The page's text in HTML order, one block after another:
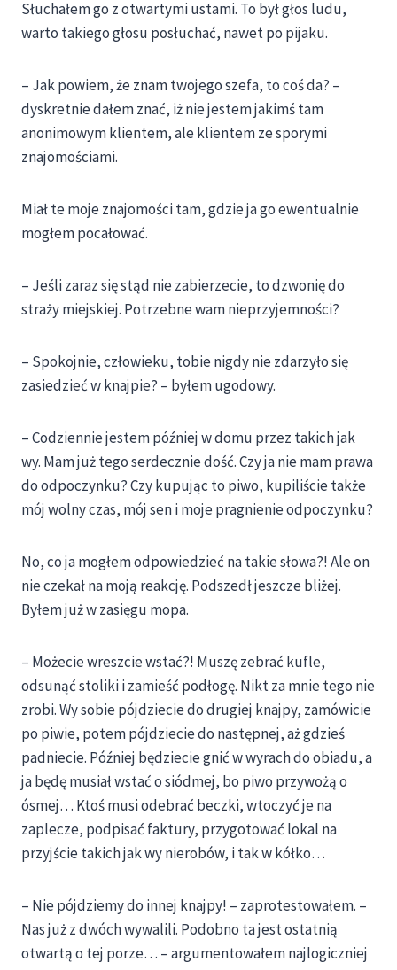
Słuchałem go z otwartymi ustami. To był głos ludu,
warto takiego głosu posłuchać, nawet po pijaku.
– Jak powiem, że znam twojego szefa, to coś da? –
dyskretnie dałem znać, iż nie jestem jakimś tam
anonimowym klientem, ale klientem ze sporymi
znajomościami.
Miał te moje znajomości tam, gdzie ja go ewentualnie
mogłem pocałować.
– Jeśli zaraz się stąd nie zabierzecie, to dzwonię do
straży miejskiej. Potrzebne wam nieprzyjemności?
– Spokojnie, człowieku, tobie nigdy nie zdarzyło się
zasiedzieć w knajpie? – byłem ugodowy.
– Codziennie jestem później w domu przez takich jak
wy. Mam już tego serdecznie dość. Czy ja nie mam prawa
do odpoczynku? Czy kupując to piwo, kupiliście także
mój wolny czas, mój sen i moje pragnienie odpoczynku?
No, co ja mogłem odpowiedzieć na takie słowa?! Ale on
nie czekał na moją reakcję. Podszedł jeszcze bliżej.
Byłem już w zasięgu mopa.
– Możecie wreszcie wstać?! Muszę zebrać kufle,
odsunąć stoliki i zamieść podłogę. Nikt za mnie tego nie
zrobi. Wy sobie pójdziecie do drugiej knajpy, zamówicie
po piwie, potem pójdziecie do następnej, aż gdzieś
padniecie. Później będziecie gnić w wyrach do obiadu, a
ja będę musiał wstać o siódmej, bo piwo przywożą o
ósmej… Ktoś musi odebrać beczki, wtoczyć je na
zaplecze, podpisać faktury, przygotować lokal na
przyjście takich jak wy nierobów, i tak w kółko…
– Nie pójdziemy do innej knajpy! – zaprotestowałem. –
Nas już z dwóch wywalili. Podobno ta jest ostatnią
otwartą o tej porze… – argumentowałem najlogiczniej